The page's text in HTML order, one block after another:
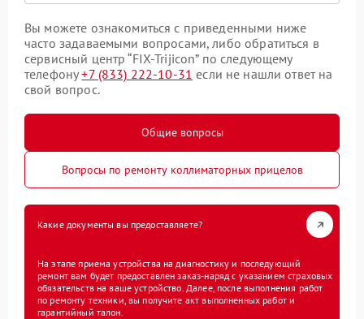
Вы можете ознакомиться с приведенными ниже
часто задаваемыми вопросами, либо обратиться в
сервисный центр “FIX-Trijicon” по следующему
телефону+7 (833) 222-10-31 если не нашли ответ на
свой вопрос.
Общие вопросы
Вопросы по ремонту коллиматорных прицелов
Какие документы вы предоставляете?
На этапе приема устройства на диагностику и последующий
ремонт вам будет предоставлен заказ-наряд с указанием страховых
обязательств на ваше устройство. Далее, после выполнения работ
по ремонту техники, вы получите акт выполненных работ и
гарантийный талон.